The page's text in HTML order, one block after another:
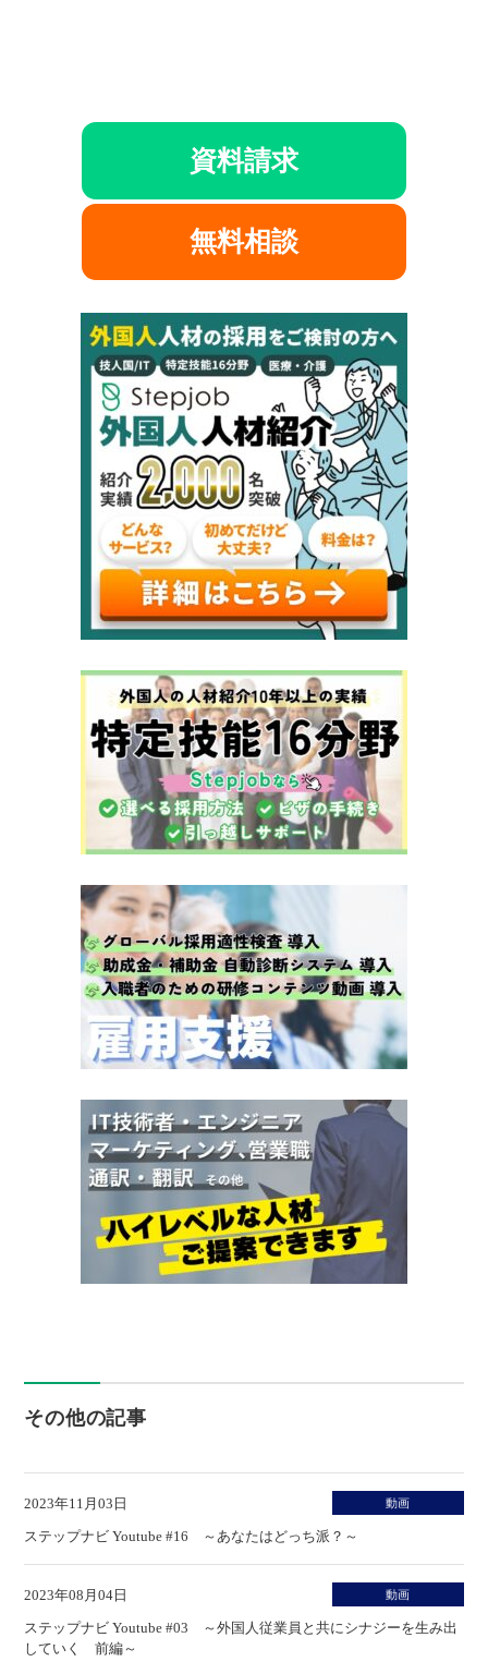
資料請求
無料相談
その他の記事
2023年11月03日 動画
ステップナビ Youtube #16 ～あなたはどっち派？～
2023年08月04日 動画
ステップナビ Youtube #03 ～外国人従業員と共にシナジーを生み出
していく 前編～